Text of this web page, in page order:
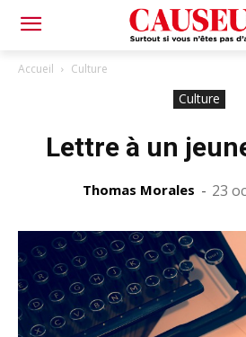
Accueil Culture
Culture
Lettre à un
Thomas Morales - 23